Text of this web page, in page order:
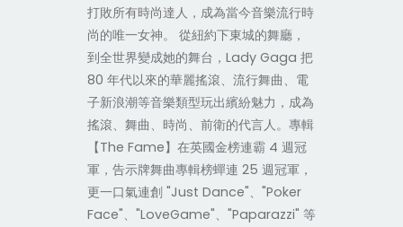
打敗所有時尚達人，成為當今音樂流行時
尚的唯一女神。 從紐約下東城的舞廳，
到全世界變成她的舞台，Lady Gaga 把
80 年代以來的華麗搖滾、流行舞曲、電
子新浪潮等音樂類型玩出繽紛魅力，成為
搖滾、舞曲、時尚、前衛的代言人。專輯
【The Fame】在英國金榜連霸 4 週冠
軍，告示牌舞曲專輯榜蟬連 25 週冠軍，
更一口氣連創 "Just Dance"、"Poker
Face"、"LoveGame"、"Paparazzi" 等